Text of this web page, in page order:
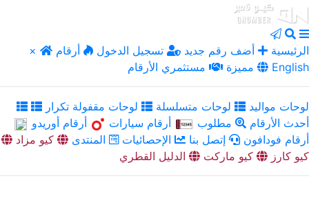
× الرئيسية أضف رقم جديد تسجيل الدخول
أرقام
مميزة
مستثمري الأرقام English
لوحات مواليد لوحات متسلسلة
لوحات مقفولة تكرار
أحدث الأرقام
مطلوب أرقام سيارات
أرقام أوريدو
أرقام فودافون
إتصل بنا الإحصائيات المنتدى
كيو مزاد
كيو كارز
كيو ماركت الدليل القطري